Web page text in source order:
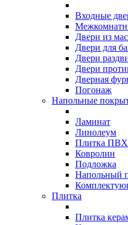
Входные
Двери из
Двери для
Двери
Двери
Дверная
Погонаж
Напольные
Ламинат
Линолеум
Плитка ПВХ
Ковролин
Подложка
Напольный
Плитка
Плитка